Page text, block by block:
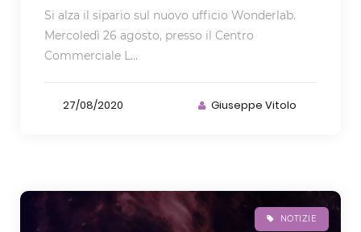
Si alza il sipario sul nuovo ufficio Wonderlab.
Mercoledì 26 agosto, presso il Centro
Commerciale L...
27/08/2020 Giuseppe Vitolo
NOTIZIE